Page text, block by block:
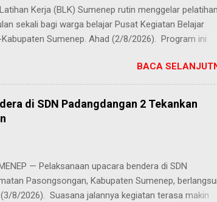
Kerja (BLK) Sumenep rutin menggelar pelatihan
sekali bagi warga belajar Pusat Kegiatan Belajar
Sumenep. Ahad (2/8/2026). Program ini
yang bebas dipilih peserta sesuai bakat dan minat
ini disambut hangat para peserta. Salah satunya
Al Khairot, Desa Bragung, Kecamatan Guluk-
mengikuti pelatihan ini. Selain menambah wawasan
juga bisa berkenalan dan berkolaborasi dengan teman-
yang mengapresiasi keikutsertaan anak didiknya.
ini, terlebih ada anak didik kami yan...
BACA
di SDN Padangdangan 2 Tekankan
— Pelaksanaan upacara bendera di SDN
Pasongsongan, Kabupaten Sumenep,
8/2026). Suasana jalannya kegiatan terasa makin